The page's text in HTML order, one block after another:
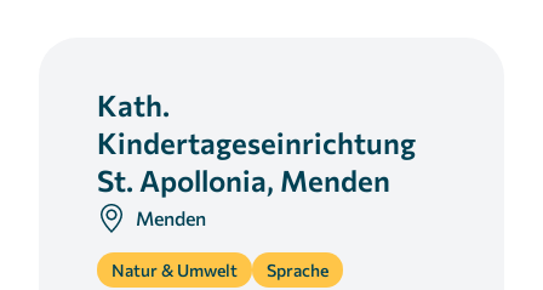
Kath.
Kindertageseinrichtung
St. Apollonia, Menden
Menden
Natur & Umwelt Sprache